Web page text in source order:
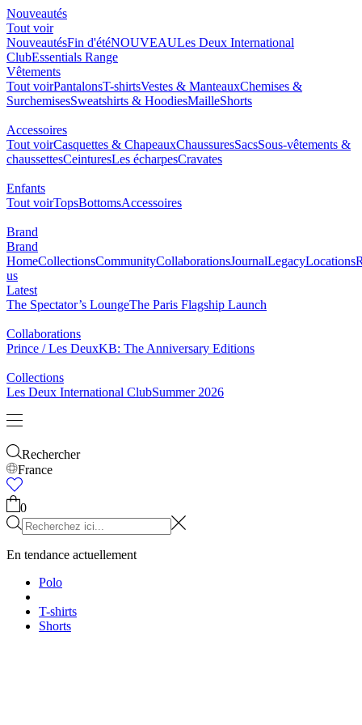
Nouveautés
Tout voir
NouveautésFin d'étéNOUVEAULes Deux International
ClubEssentials Range
Vêtements
Tout voirPantalonsT-shirtsVestes & ManteauxChemises &
SurchemisesSweatshirts & HoodiesMailleShorts
Accessoires
Tout voirCasquettes & ChapeauxChaussuresSacsSous-vêtements &
chaussettesCeinturesLes écharpesCravates
Enfants
Tout voirTopsBottomsAccessoires
Brand
Brand
HomeCollectionsCommunityCollaborationsJournalLegacyLocations
us
Latest
The Spectator’s LoungeThe Paris Flagship Launch
Collaborations
Prince / Les DeuxKB: The Anniversary Editions
Collections
Les Deux International ClubSummer 2026
Rechercher
France
0
En tendance actuellement
Polo
T-shirts
Shorts